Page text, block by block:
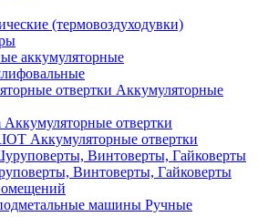
(термовоздуходувки)
аккумуляторные
Аккумуляторные
Аккумуляторные отвертки
Аккумуляторные отвертки
Винтоверты, Гайковерты
Ручные